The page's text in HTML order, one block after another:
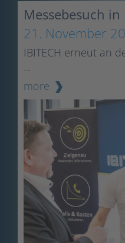
Messebesuch
21. November
IBITECH erneut an
...
more